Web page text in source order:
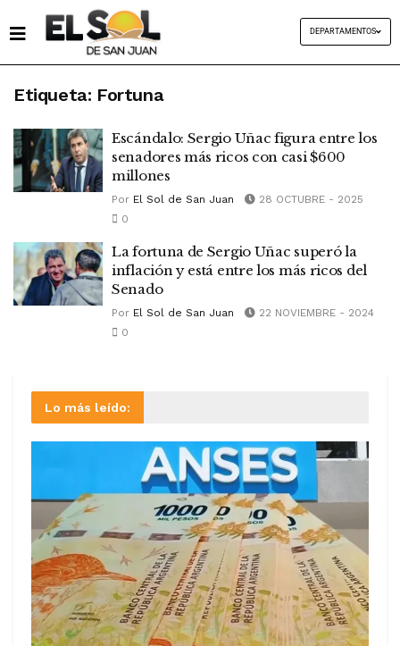
DEPARTAMENTOS
Etiqueta: Fortuna
Escándalo: Sergio Uñac figura entre los
senadores más ricos con casi $600
millones
Por El Sol de San Juan
28 OCTUBRE - 2025
0
La fortuna de Sergio Uñac superó la
inflación y está entre los más ricos del
Senado
Por El Sol de San Juan
22 NOVIEMBRE - 2024
0
Lo más leído: